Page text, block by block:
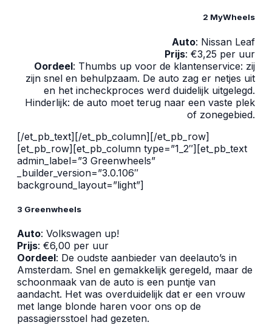
2 MyWheels
Auto: Nissan Leaf
Prijs: €3,25 per uur
Oordeel: Thumbs up voor de klantenservice: zij
zijn snel en behulpzaam. De auto zag er netjes uit
en het incheckproces werd duidelijk uitgelegd.
Hinderlijk: de auto moet terug naar een vaste plek
of zonegebied.
[/et_pb_text][/et_pb_column][/et_pb_row]
[et_pb_row][et_pb_column type=”1_2″][et_pb_text
admin_label=”3 Greenwheels”
_builder_version=”3.0.106″
background_layout=”light”]
3 Greenwheels
Auto: Volkswagen up!
Prijs: €6,00 per uur
Oordeel: De oudste aanbieder van deelauto’s in
Amsterdam. Snel en gemakkelijk geregeld, maar de
schoonmaak van de auto is een puntje van
aandacht. Het was overduidelijk dat er een vrouw
met lange blonde haren voor ons op de
passagiersstoel had gezeten.